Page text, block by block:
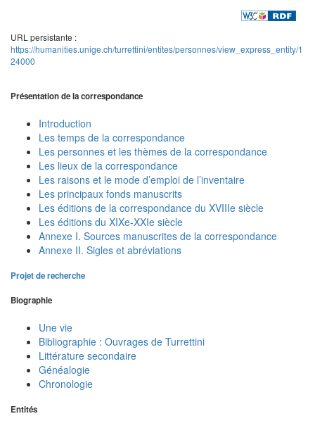
URL persistante :
https://humanities.unige.ch/turrettini/entites/personnes/view_express_entity/1
24000
Présentation de la correspondance
Introduction
Les temps de la correspondance
Les personnes et les thèmes de la correspondance
Les lieux de la correspondance
Les raisons et le mode d’emploi de l’inventaire
Les principaux fonds manuscrits
Les éditions de la correspondance du XVIIIe siècle
Les éditions du XIXe-XXIe siècle
Annexe I. Sources manuscrites de la correspondance
Annexe II. Sigles et abréviations
Projet de recherche
Biographie
Une vie
Bibliographie : Ouvrages de Turrettini
Littérature secondaire
Généalogie
Chronologie
Entités